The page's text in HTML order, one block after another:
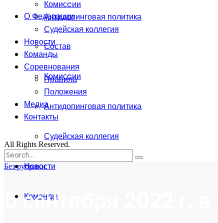
О Федерации
Состав
Комисcии
Антидопинговая политика
Судейская коллегия
Новости
Команды
Комисcии
Антидопинговая политика
Судейская коллегия
Новости
Команды
Соревнования
Правила
Положения
Медиа
Контакты
All Rights Reserved.
Поиск
for:
Без рубрики
5 сентября 2022 г.